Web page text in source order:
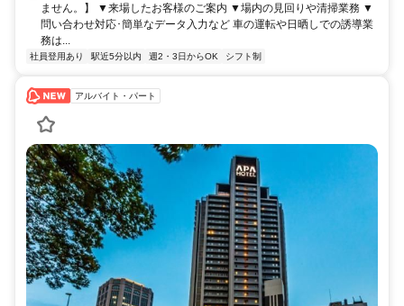
ません。】 ▼来場したお客様のご案内 ▼場内の見回りや清掃業務 ▼
問い合わせ対応･簡単なデータ入力など 車の運転や日晒しでの誘導業
務は...
社員登用あり 駅近5分以内 週2・3日からOK シフト制
アルバイト・パート